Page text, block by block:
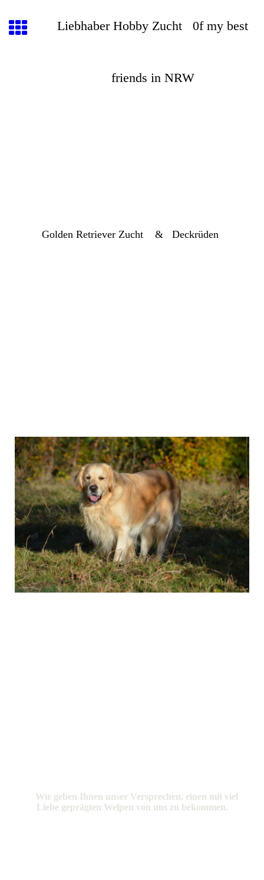
Liebhaber Hobby Zucht 0f my best
friends in NRW
Golden Retriever Zucht & Deckrüden
Wir geben Ihnen unser Versprechen, einen mit viel
Liebe geprägten Welpen von uns zu bekommen.